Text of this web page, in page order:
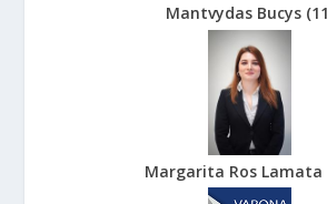
Mantvydas Bucys (11
Margarita Ros Lamata